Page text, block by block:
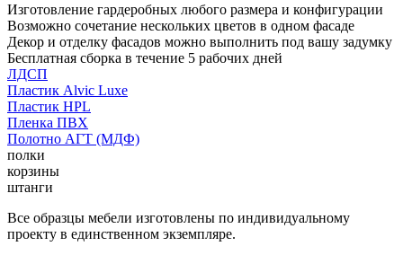
Изготовление гардеробных любого размера и конфигурации
Возможно сочетание нескольких цветов в одном фасаде
Декор и отделку фасадов можно выполнить под вашу задумку
Бесплатная сборка в течение 5 рабочих дней
ЛДСП
Пластик Alvic Luxe
Пластик HPL
Пленка ПВХ
Полотно АГТ (МДФ)
полки
корзины
штанги
Все образцы мебели изготовлены по индивидуальному
проекту в единственном экземпляре.